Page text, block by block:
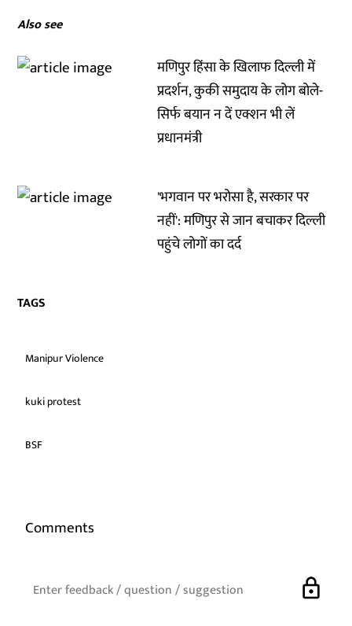
Also see
मणिपुर हिंसा के खिलाफ दिल्ली में
प्रदर्शन, कुकी समुदाय के लोग बोले-
सिर्फ बयान न दें एक्शन भी लें
प्रधानमंत्री
'भगवान पर भरोसा है, सरकार पर
नहीं': मणिपुर से जान बचाकर दिल्ली
पहुंचे लोगों का दर्द
TAGS
Manipur Violence
kuki protest
BSF
Comments
lock